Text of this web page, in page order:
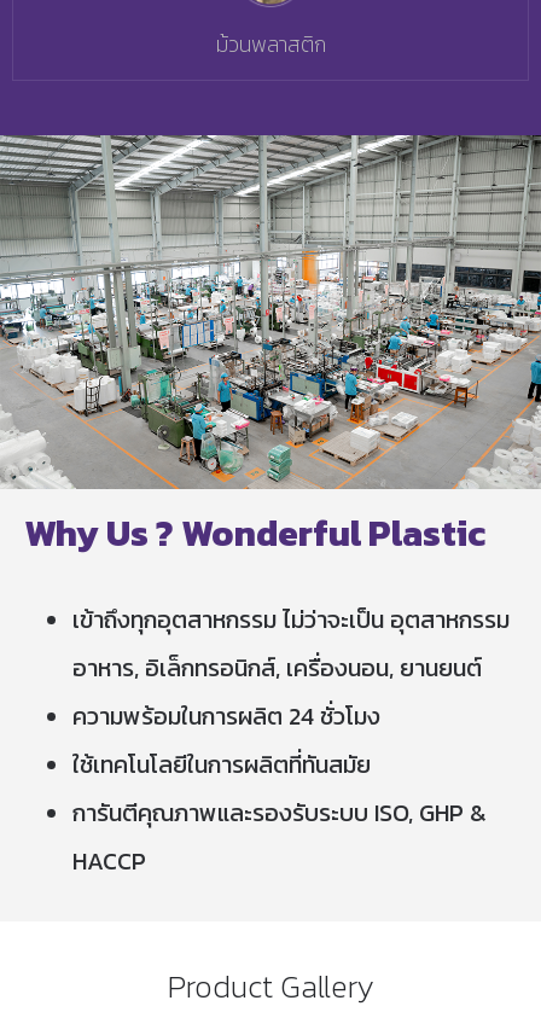
ม้วนพลาสติก
Why Us ? Wonderful Plastic
เข้าถึงทุกอุตสาหกรรม ไม่ว่าจะเป็น อุตสาหกรรม
อาหาร, อิเล็กทรอนิกส์, เครื่องนอน, ยานยนต์
ความพร้อมในการผลิต 24 ชั่วโมง
ใช้เทคโนโลยีในการผลิตที่ทันสมัย
การันตีคุณภาพและรองรับระบบ ISO, GHP &
HACCP
Product Gallery